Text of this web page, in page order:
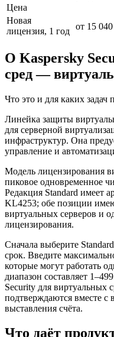
Цена
Новая
лицензия, 1 год от 15
О Kaspersky
сред —
Что это и для каких задач
Линейка защиты
для серверной
инфраструктур. Она
управление и
Модель лицензирования
пиковое одновременное
Редакция Standard имеет
KL4253; обе позиции
виртуальных серверов и
лицензирования.
Сначала выберите
срок. Введите
которые могут работать
диапазон составляет
Security для виртуальных
подтверждаются вместе
выставления счёта.
Что даёт